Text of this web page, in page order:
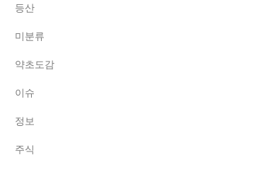
등산
미분류
약초도감
이슈
정보
주식